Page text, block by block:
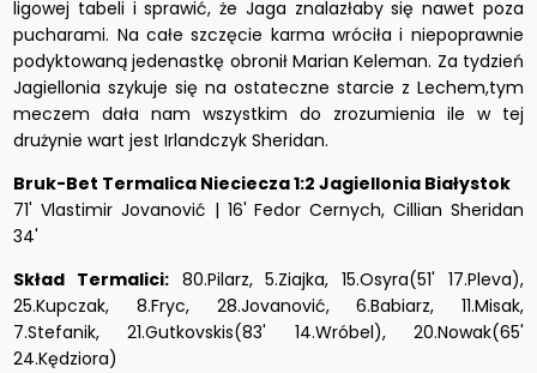
ligowej tabeli i sprawić, że Jaga znalazłaby się nawet poza
pucharami. Na całe szczęcie karma wróciła i niepoprawnie
podyktowaną jedenastkę obronił Marian Keleman. Za tydzień
Jagiellonia szykuje się na ostateczne starcie z Lechem,tym
meczem dała nam wszystkim do zrozumienia ile w tej
drużynie wart jest Irlandczyk Sheridan.
Bruk-Bet Termalica Nieciecza 1:2 Jagiellonia Białystok
71' Vlastimir Jovanović | 16' Fedor Cernych, Cillian Sheridan
34'
Skład Termalici:80.Pilarz, 5.Ziajka, 15.Osyra(51' 17.Pleva),
25.Kupczak, 8.Fryc, 28.Jovanović, 6.Babiarz, 11.Misak,
7.Stefanik, 21.Gutkovskis(83' 14.Wróbel), 20.Nowak(65'
24.Kędziora)